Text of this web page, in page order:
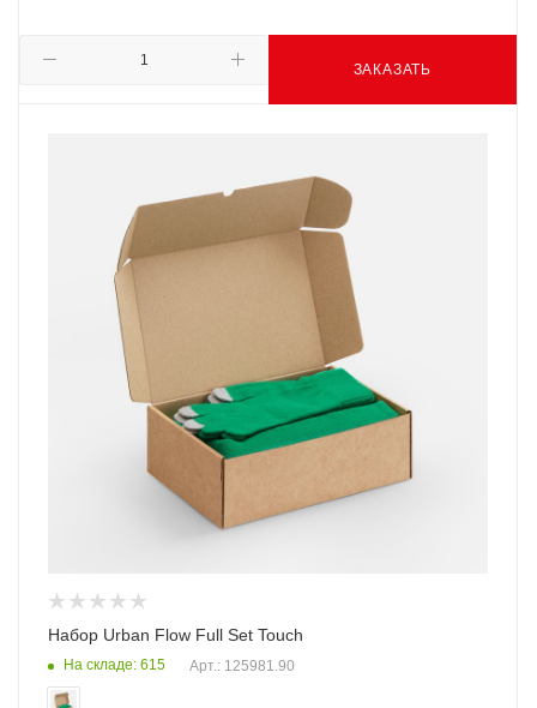
ЗАКАЗАТЬ
Набор Urban Flow Full Set Touch
На складе: 615 Арт.: 125981.90